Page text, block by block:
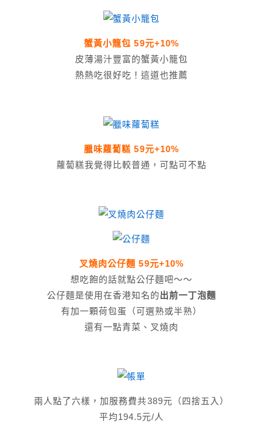
蟹黃小籠包 59元+10%
皮薄湯汁豐富的蟹黃小籠包
熱熱吃很好吃！這道也推薦
臘味蘿蔔糕 59元+10%
蘿蔔糕我覺得比較普通，可點可不點
叉燒肉公仔麵 59元+10%
想吃飽的話就點公仔麵吧～～
公仔麵是使用在香港知名的出前一丁泡麵
有加一顆荷包蛋（可選熟或半熟）
還有一點青菜、叉燒肉
兩人點了六樣，加服務費共389元（四捨五入）
平均194.5元/人